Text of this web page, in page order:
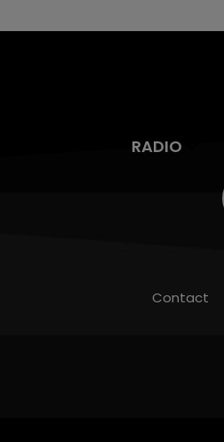
RADIO
Contact